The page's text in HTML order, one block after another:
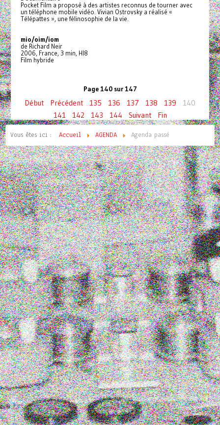
Pocket Film a proposé à des artistes reconnus de tourner avec
un téléphone mobile vidéo. Vivian Ostrovsky a réalisé «
Télépattes », une félinosophie de la vie.
mio/oim/iom
de Richard Neir
2006, France, 3 min, HI8
Film hybride
Page 140 sur 147
Début Précédent 135 136 137 138 139
140
141
142 143 144 Suivant Fin
Vous êtes ici : Accueil AGENDA Agenda passé